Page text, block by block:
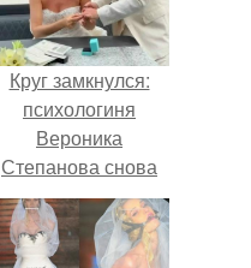
Круг замкнулся:
психологиня
Вероника
Степанова снова
вышла замуж за
собственного
бывшего мужа.